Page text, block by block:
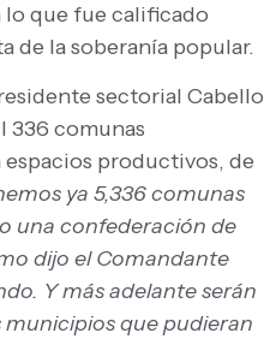
que fue calificado
de la soberanía popular.
sectorial Cabello
336 comunas
productivos, de
ya 5,336 comunas
una confederación de
dijo el Comandante
Y más adelante serán
que pudieran